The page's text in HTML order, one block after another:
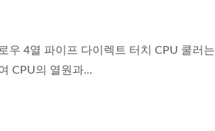
우 4열 파이프 다이렉트 터치 CPU 쿨러
CPU의 열원과...